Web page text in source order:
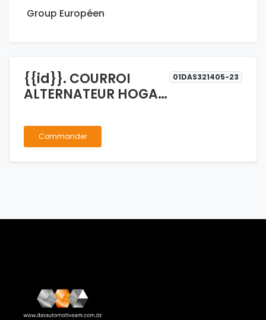
Group Européen
{{id}}. COURROI
ALTERNATEUR HOGAR
01DAS321405-23
Commander